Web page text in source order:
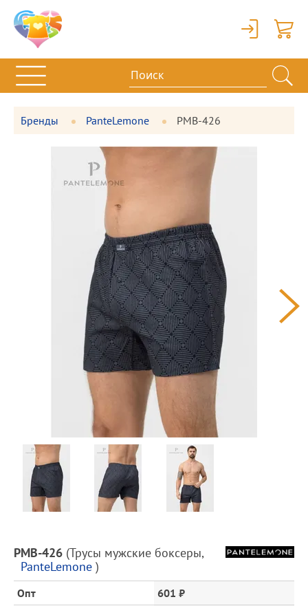
Вход
Бренды PanteLemone PMB-426
Фотографии
Предпросмотр
фотографий
Описание
товара
и
цена
PMB-426 (Трусы мужские боксеры,
PanteLemone )
Опт
601 ₽